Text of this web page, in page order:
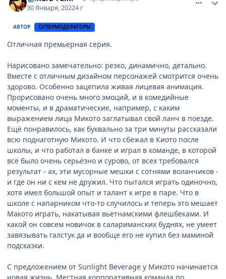
30 Января, 20224 г
АВТОР СУПЕРМОДЕРАТОРЫ
Отличная премьерная серия.
Нарисовано замечательно: резко, динамично, детально.
Вместе с отличным дизайном персонажей смотрится очень
здорово. Особенно зацепила живая лицевая анимация.
Прорисовано очень много эмоций, и в комедийные
моменты, и в драматические, например, с каким
выражением лица Микото заглатывал свой ланч в поезде.
Ещё понравилось, как буквально за три минуты рассказали
всю поднаготную Микото. И что сбежал в Киото после
школы, и что работал в банке и играл в команде, в которой
всё было очень серьёзно и сурово, от всех требовался
результат - ах, эти мусорные мешки с сотнями воланчиков -
и где он ни с кем не дружил. Что пытался играть одиночно,
хотя имел большой опыт и талант к игре в паре. Что в
школе с напарником что-то случилось и теперь это мешает
Макото играть, накатывая вьетнамскими флешбеками. И
какой он совсем новичок в салариманских буднях, не умеет
завязывать галстук да и вообще его не купил без маминой
подсказки.
С предложением от Sunlight Beverage у Микото начинается